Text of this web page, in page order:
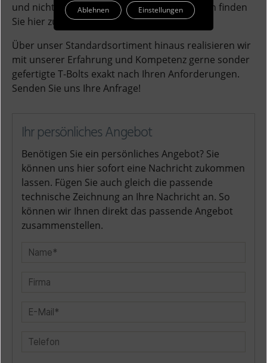
und nicht genormten Verbindungselementen finden
Sie hier zur Ansicht bzw.
zum Download.
Über unser Standardsortiment hinaus realisieren wir
mit unserer Erfahrung und Kompetenz gerne sonder
gefertigte T-Bolts exakt nach Ihren Anforderungen.
Senden Sie uns Ihre Anfrage!
Ihr persönliches Angebot
Benötigen Sie ein persönliches Angebot? Sie
können uns hier sofort eine Nachricht zukommen
lassen. Fügen Sie auch gleich die passende
technische Zeichnung an Ihre Nachricht an. So
können wir Ihnen direkt das passende Angebot
zusammenstellen.
Ablehnen Einstellungen